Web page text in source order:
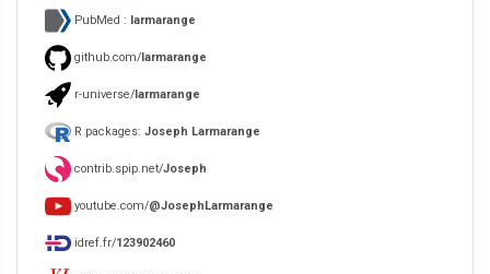
PubMed : larmarange
github.com/larmarange
r-universe/larmarange
R packages: Joseph Larmarange
contrib.spip.net/Joseph
youtube.com/@JosephLarmarange
idref.fr/123902460